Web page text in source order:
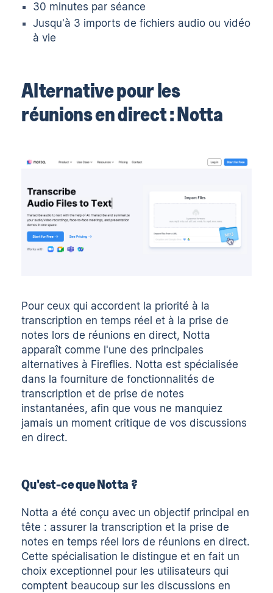
30 minutes par séance
Jusqu'à 3 imports de fichiers audio ou vidéo
à vie
Alternative pour les
réunions en direct : Notta
Pour ceux qui accordent la priorité à la
transcription en temps réel et à la prise de
notes lors de réunions en direct, Notta
apparaît comme l'une des principales
alternatives à Fireflies. Notta est spécialisée
dans la fourniture de fonctionnalités de
transcription et de prise de notes
instantanées, afin que vous ne manquiez
jamais un moment critique de vos discussions
en direct.
Qu'est-ce que Notta ?
Notta a été conçu avec un objectif principal en
tête : assurer la transcription et la prise de
notes en temps réel lors de réunions en direct.
Cette spécialisation le distingue et en fait un
choix exceptionnel pour les utilisateurs qui
comptent beaucoup sur les discussions en